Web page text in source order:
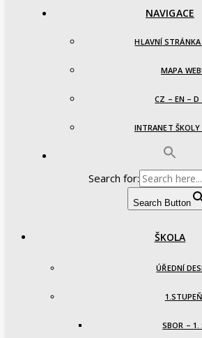
NAVIGACE
HLAVNÍ
MAPA
CZ – EN – D
INTRANET
Search for:
Search Button
ŠKOLA
ÚŘEDNÍ
1.STUPEŇ
SBOR – 1.